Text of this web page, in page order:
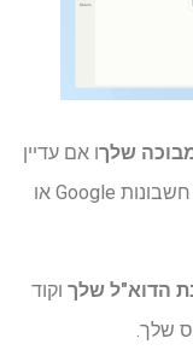
שלךו אם עדיין
אין לך חשבון, אתה יכול להתחיל בחינם עם חשבונות Google או
הדוא"ל שלך וקוד
שלך.